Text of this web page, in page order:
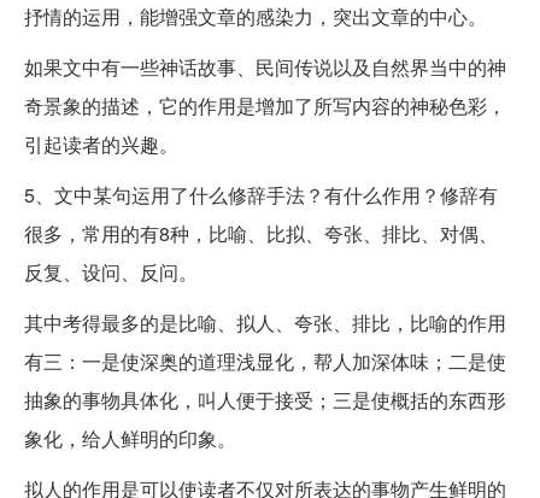
抒情的运用，能增强文章的感染力，突出文章的中心。
如果文中有一些神话故事、民间传说以及自然界当中的神
奇景象的描述，它的作用是增加了所写内容的神秘色彩，
引起读者的兴趣。
5、文中某句运用了什么修辞手法？有什么作用？修辞有
很多，常用的有8种，比喻、比拟、夸张、排比、对偶、
反复、设问、反问。
其中考得最多的是比喻、拟人、夸张、排比，比喻的作用
有三：一是使深奥的道理浅显化，帮人加深体味；二是使
抽象的事物具体化，叫人便于接受；三是使概括的东西形
象化，给人鲜明的印象。
拟人的作用是可以使读者不仅对所表达的事物产生鲜明的